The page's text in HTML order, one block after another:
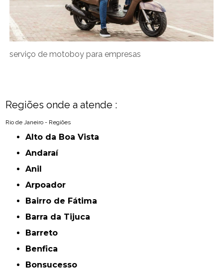
serviço de motoboy para empresas
Regiões onde a atende :
Rio de Janeiro - Regiões
Alto da Boa Vista
Andaraí
Anil
Arpoador
Bairro de Fátima
Barra da Tijuca
Barreto
Benfica
Bonsucesso